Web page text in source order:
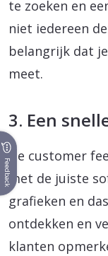
te zoeken en
niet iedereen
belangrijk dat
meet.
3. Een
De customer
met de juiste
grafieken en
ontdekken en
klanten
Feedback